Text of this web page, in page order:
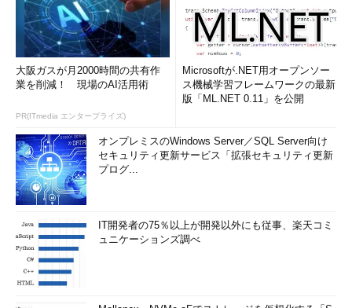
大阪ガスが月2000時間の共有作
業を削減！ 現場のAI活用術
PR(ITmedia エンタープライズ)
Microsoftが.NET用オープンソー
ス機械学習フレームワークの最新
版「ML.NET 0.11」を公開
オンプレミスのWindows Server／SQL Server向け
セキュリティ更新サービス「拡張セキュリティ更新
プログ...
IT開発者の75％以上が開発以外にも従事、楽天コミ
ュニケーションズ調べ